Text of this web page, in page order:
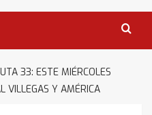
33: ESTE MIÉRCOLES
VILLEGAS Y AMÉRICA